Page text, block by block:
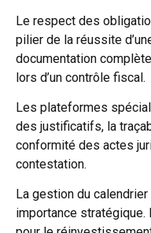
Le respect des
pilier de la réussite
documentation
lors d’un contrôle fiscal.
Les plateformes
des justificatifs, la
conformité des actes
contestation.
La gestion du
importance stratégique.